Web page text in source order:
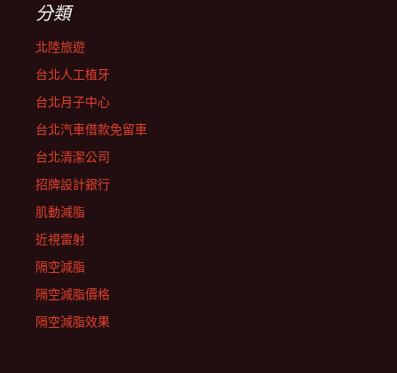
分類
北陸旅遊
台北人工植牙
台北月子中心
台北汽車借款免留車
台北清潔公司
招牌設計銀行
肌動減脂
近視雷射
隔空減脂
隔空減脂價格
隔空減脂效果